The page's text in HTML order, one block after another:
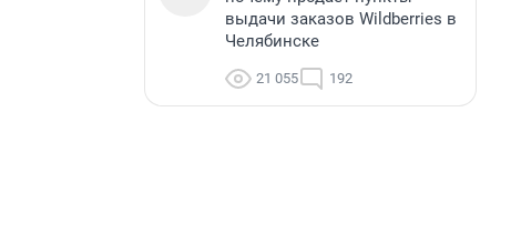
выдачи заказов Wildberries в
Челябинске
21 055 192